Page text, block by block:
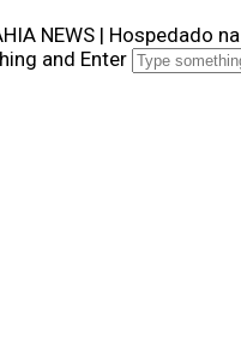
NEWS | Hospedado na
and Enter